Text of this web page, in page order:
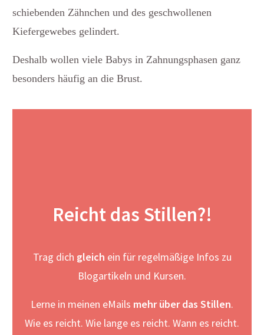
schiebenden Zähnchen und des geschwollenen
Kiefergewebes gelindert.
Deshalb wollen viele Babys in Zahnungsphasen ganz
besonders häufig an die Brust.
Reicht das Stillen?!
Trag dich gleich ein für regelmäßige Infos zu
Blogartikeln und Kursen.
Lerne in meinen eMails mehr über das Stillen.
Wie es reicht. Wie lange es reicht. Wann es reicht.